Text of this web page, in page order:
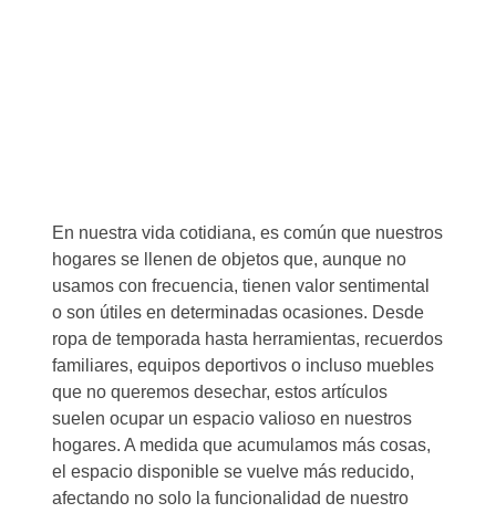
En nuestra vida cotidiana, es común que nuestros
hogares se llenen de objetos que, aunque no
usamos con frecuencia, tienen valor sentimental
o son útiles en determinadas ocasiones. Desde
ropa de temporada hasta herramientas, recuerdos
familiares, equipos deportivos o incluso muebles
que no queremos desechar, estos artículos
suelen ocupar un espacio valioso en nuestros
hogares. A medida que acumulamos más cosas,
el espacio disponible se vuelve más reducido,
afectando no solo la funcionalidad de nuestro